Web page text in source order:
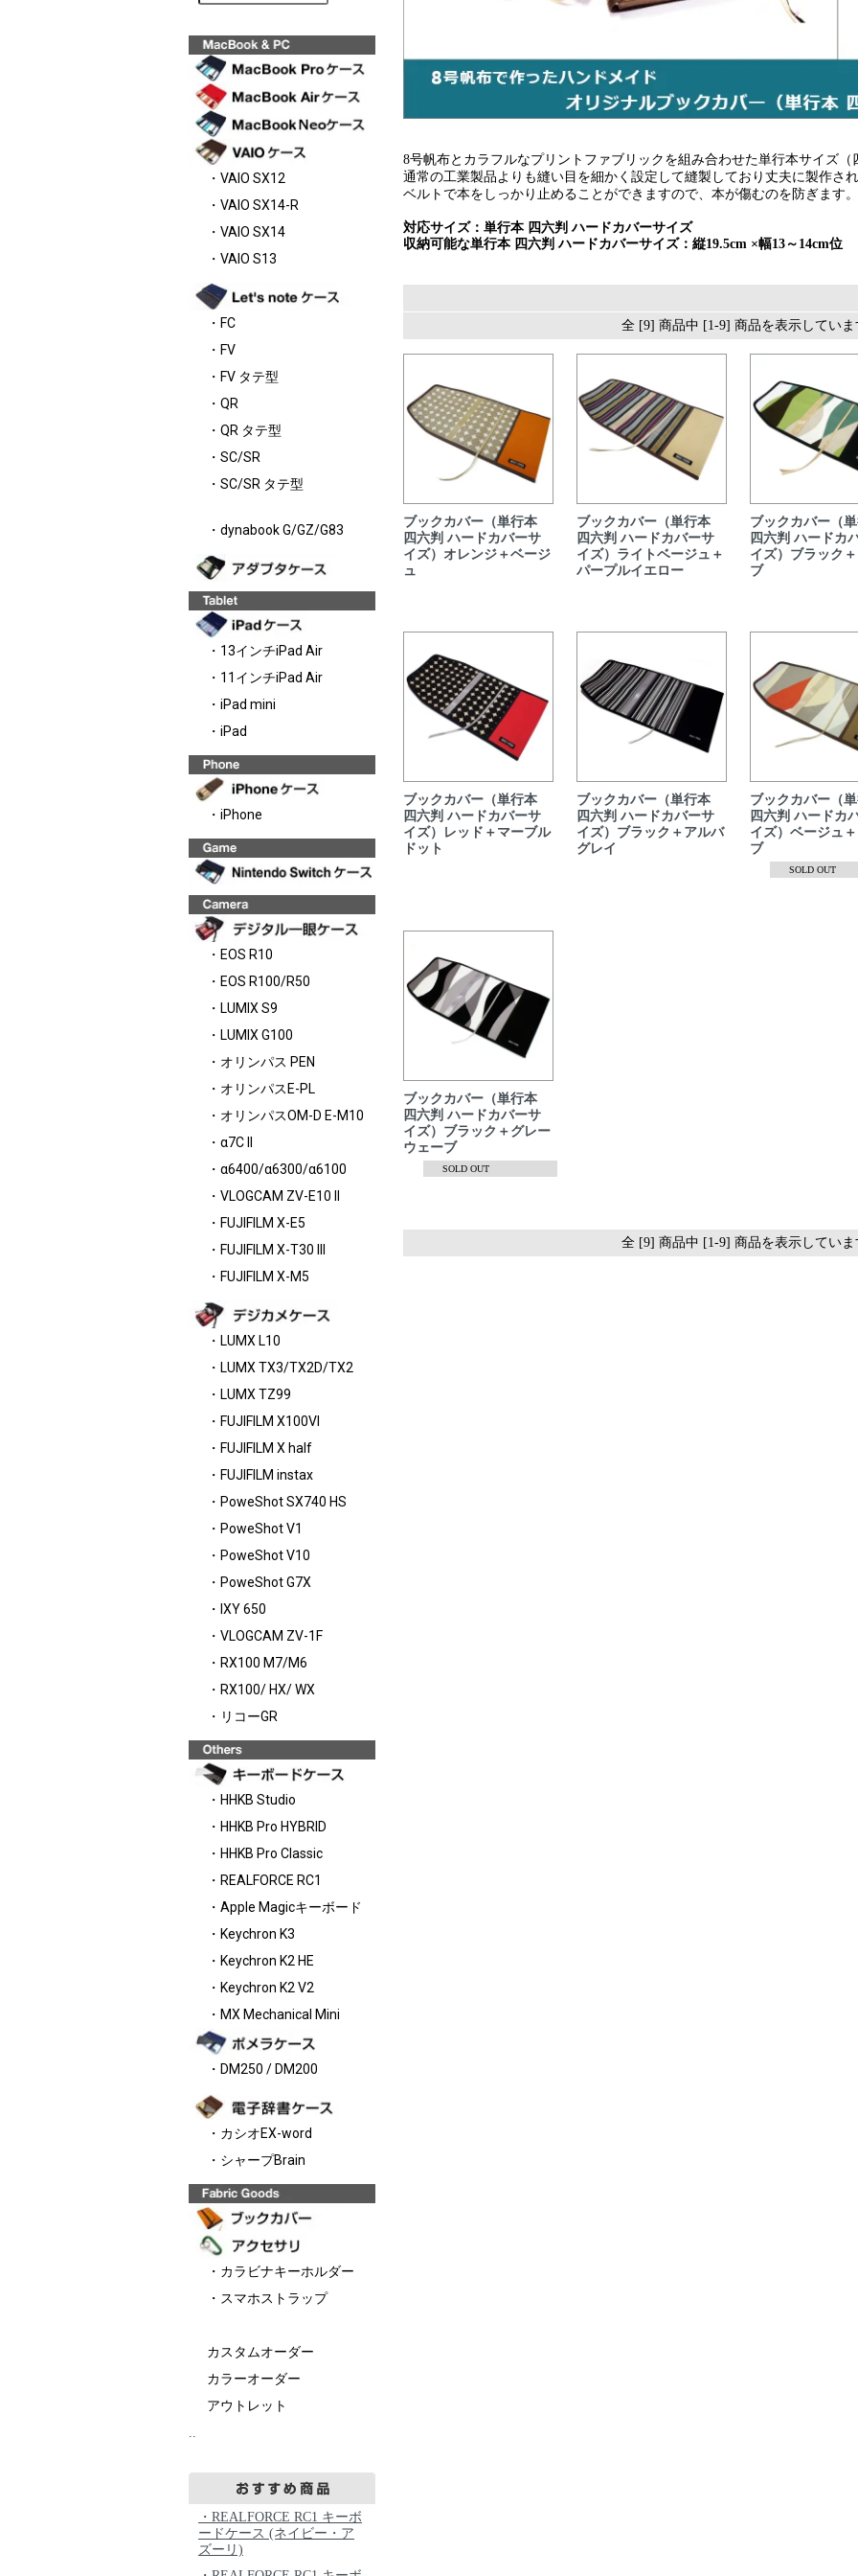
・VAIO SX12
・VAIO SX14-R
・VAIO SX14
・VAIO S13
・FC
・FV
・FV タテ型
・QR
・QR タテ型
・SC/SR
・SC/SR タテ型
・dynabook G/GZ/G83
・13インチiPad Air
・11インチiPad Air
・iPad mini
・iPad
・iPhone
・EOS R10
・EOS R100/R50
・LUMIX S9
・LUMIX G100
・オリンパス PEN
・オリンパスE-PL
・オリンパスOM-D E-M10
・α7C II
・α6400/α6300/α6100
・VLOGCAM ZV-E10 II
・FUJIFILM X-E5
・FUJIFILM X-T30 III
・FUJIFILM X-M5
・LUMX L10
・LUMX TX3/TX2D/TX2
・LUMX TZ99
・FUJIFILM X100VI
・FUJIFILM X half
・FUJIFILM instax
・PoweShot SX740 HS
・PoweShot V1
・PoweShot V10
・PoweShot G7X
・IXY 650
・VLOGCAM ZV-1F
・RX100 M7/M6
・RX100/ HX/ WX
・リコーGR
・HHKB Studio
・HHKB Pro HYBRID
・HHKB Pro Classic
・REALFORCE RC1
・Apple Magicキーボード
・Keychron K3
・Keychron K2 HE
・Keychron K2 V2
・MX Mechanical Mini
・DM250 / DM200
・カシオEX-word
・シャープBrain
・カラビナキーホルダー
・スマホストラップ
カスタムオーダー
カラーオーダー
アウトレット
..
・REALFORCE RC1 キーボ
ードケース (ネイビー・ア
ズーリ)
8号帆布とカラフルなプリントファブリックを組み合わせた単行本サイズ（
通常の工業製品よりも縫い目を細かく設定して縫製しており丈夫に製作され
ベルトで本をしっかり止めることができますので、本が傷むのを防ぎます。
対応サイズ：単行本 四六判 ハードカバーサイズ
収納可能な単行本 四六判 ハードカバーサイズ：縦19.5cm ×幅13～14cm位
全 [9] 商品中 [1-9] 商品を表示していま
ブックカバー（単行本
四六判 ハードカバーサ
イズ）オレンジ＋ベージ
ュ
ブックカバー（単行本
四六判 ハードカバーサ
イズ）ライトベージュ＋
パープルイエロー
ブックカバー（
四六判 ハードカ
イズ）ブラック
ブ
ブックカバー（単行本
四六判 ハードカバーサ
イズ）レッド＋マーブル
ドット
ブックカバー（単行本
四六判 ハードカバーサ
イズ）ブラック＋アルバ
グレイ
ブックカバー（
四六判 ハードカ
イズ）ベージュ
ブ
SOLD OUT
ブックカバー（単行本
四六判 ハードカバーサ
イズ）ブラック＋グレー
ウェーブ
SOLD OUT
全 [9] 商品中 [1-9] 商品を表示していま